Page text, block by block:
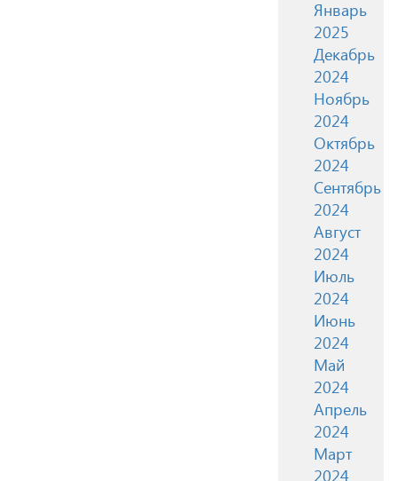
Январь
2025
Декабрь
2024
Ноябрь
2024
Октябрь
2024
Сентябрь
2024
Август
2024
Июль
2024
Июнь
2024
Май
2024
Апрель
2024
Март
2024